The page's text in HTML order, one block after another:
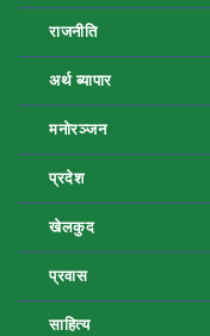
राजनीति
अर्थ ब्यापार
मनोरञ्जन
प्रदेश
खेलकुद
प्रवास
साहित्य